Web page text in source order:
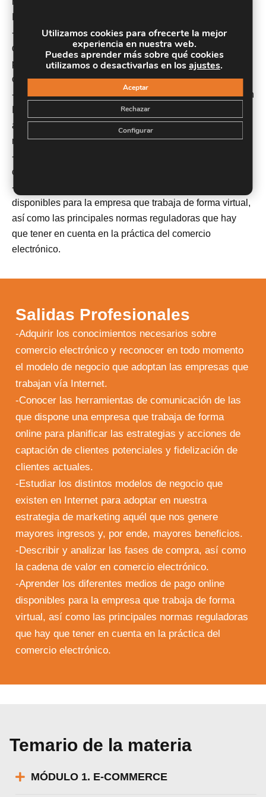
-Conocer las herramientas de comunicación de las que
dispone una empresa que trabaja de forma online para
planificar las estrategias y acciones de captación de
clientes potenciales y fidelización de clientes actuales.
-Estudiar los distintos modelos de negocio que existen en
Internet para adoptar en nuestra estrategia de marketing
aquél que nos genere mayores ingresos y, por ende,
mayores beneficios.
-Describir y analizar las fases de compra, así como la
cadena de valor en comercio electrónico.
-Aprender los diferentes medios de pago online
disponibles para la empresa que trabaja de forma virtual,
así como las principales normas reguladoras que hay
que tener en cuenta en la práctica del comercio
electrónico.
Salidas Profesionales
-Adquirir los conocimientos necesarios sobre
comercio electrónico y reconocer en todo momento
el modelo de negocio que adoptan las empresas que
trabajan vía Internet.
-Conocer las herramientas de comunicación de las
que dispone una empresa que trabaja de forma
online para planificar las estrategias y acciones de
captación de clientes potenciales y fidelización de
clientes actuales.
-Estudiar los distintos modelos de negocio que
existen en Internet para adoptar en nuestra
estrategia de marketing aquél que nos genere
mayores ingresos y, por ende, mayores beneficios.
-Describir y analizar las fases de compra, así como
la cadena de valor en comercio electrónico.
-Aprender los diferentes medios de pago online
disponibles para la empresa que trabaja de forma
virtual, así como las principales normas reguladoras
que hay que tener en cuenta en la práctica del
comercio electrónico.
Temario de la materia
MÓDULO 1. E-COMMERCE
Utilizamos cookies para ofrecerte la mejor
experiencia en nuestra web.
Puedes aprender más sobre qué cookies
utilizamos o desactivarlas en losajustes.
Aceptar
Rechazar
Configurar